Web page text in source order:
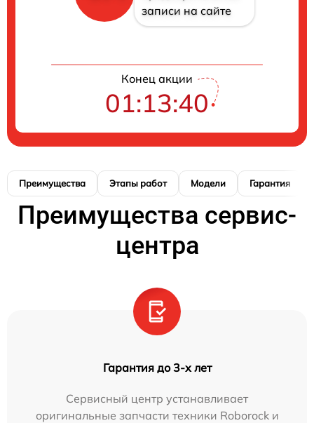
записи на сайте
Конец акции
01:13:39
Преимущества Этапы работ Модели Гарантия
Преимущества сервис-
центра
Гарантия до 3-х лет
Сервисный центр устанавливает
оригинальные запчасти техники Roborock и